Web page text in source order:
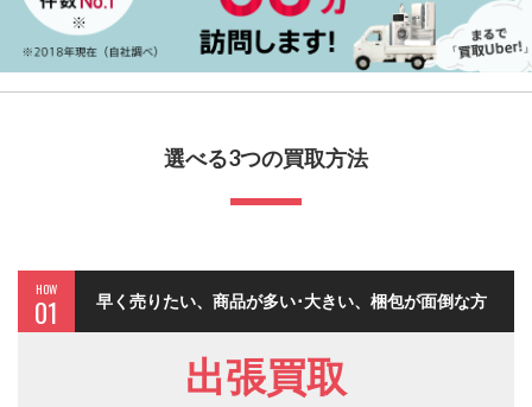
選べる3つの買取方法
HOW
01 早く売りたい、商品が多い･大きい、梱包が面倒な方
出張買取